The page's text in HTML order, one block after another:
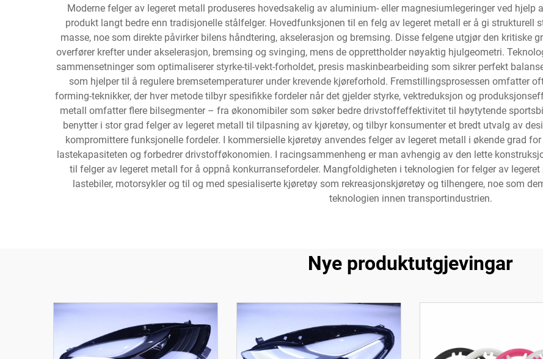
Moderne felger av legeret metall produseres hovedsakelig av aluminium- eller magnesiumlegeringer ved hjelp
produkt langt bedre enn tradisjonelle stålfelger. Hovedfunksjonen til en felg av legeret metall er å gi
masse, noe som direkte påvirker bilens håndtering, akselerasjon og bremsing. Disse felgene utgjør den kritiske
overfører krefter under akselerasjon, bremsing og svinging, mens de opprettholder nøyaktig hjulgeometri.
sammensetninger som optimaliserer styrke-til-vekt-forholdet, presis maskinbearbeiding som sikrer perfekt
som hjelper til å regulere bremsetemperaturer under krevende kjøreforhold. Fremstillingsprosessen omfatter
forming-teknikker, der hver metode tilbyr spesifikke fordeler når det gjelder styrke, vektreduksjon og
metall omfatter flere bilsegmenter – fra økonomibiler som søker bedre drivstoffeffektivitet til høytytende
benytter i stor grad felger av legeret metall til tilpasning av kjøretøy, og tilbyr konsumenter et bredt utvalg av
kompromittere funksjonelle fordeler. I kommersielle kjøretøy anvendes felger av legeret metall i økende grad
lastekapasiteten og forbedrer drivstofføkonomien. I racingsammenheng er man avhengig av den lette
til felger av legeret metall for å oppnå konkurransefordeler. Mangfoldigheten i teknologien for felger av legeret
lastebiler, motorsykler og til og med spesialiserte kjøretøy som rekreasjonskjøretøy og tilhengere, noe som
teknologien innen transportindustrien.
Nye produktutgjevingar